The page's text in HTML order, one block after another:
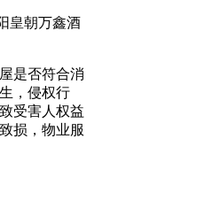
皇朝万鑫酒
是否符合消
，侵权行
受害人权益
损，物业服